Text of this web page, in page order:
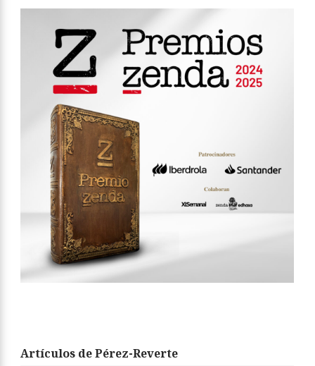
Artículos de Pérez-Reverte